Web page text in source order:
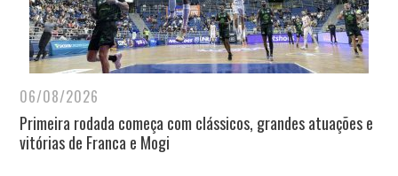
06/08/2026
Primeira rodada começa com clássicos, grandes atuações e
vitórias de Franca e Mogi